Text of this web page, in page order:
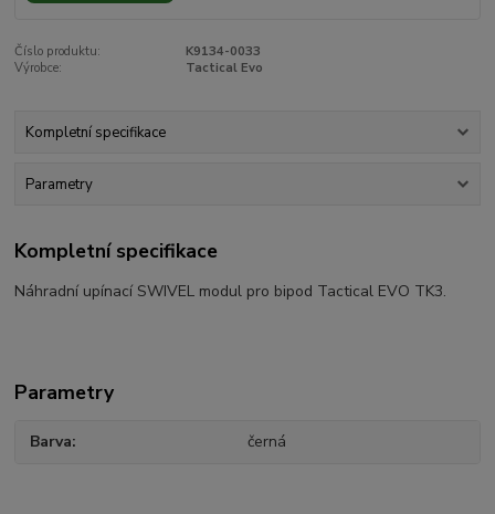
Číslo produktu:
K9134-0033
Výrobce:
Tactical Evo
Kompletní specifikace
Parametry
Kompletní specifikace
Náhradní upínací SWIVEL modul pro bipod Tactical EVO TK3.
Parametry
Barva černá